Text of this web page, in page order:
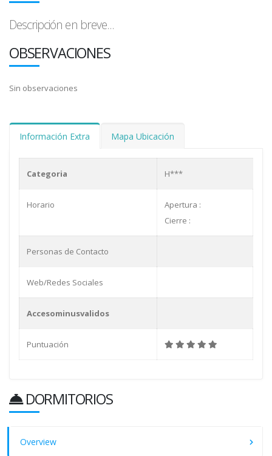
Descripción en breve...
OBSERVACIONES
Sin observaciones
Información Extra Mapa Ubicación
Categoria H***
Horario
Apertura :
Cierre :
Personas de Contacto
Web/Redes Sociales
Accesominusvalidos
Puntuación
DORMITORIOS
Overview